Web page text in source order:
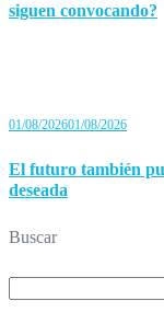
siguen convocando?
01/08/202601/08/2026
El futuro también
deseada
Buscar